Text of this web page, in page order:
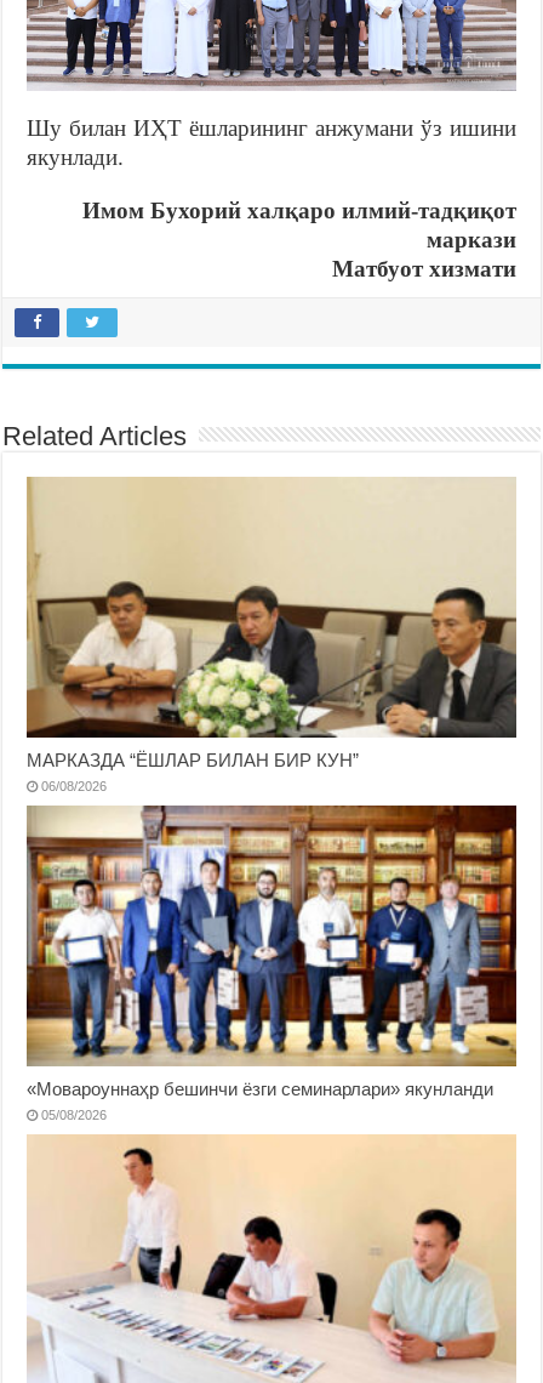
Шу билан ИҲТ ёшларининг анжумани ўз ишини
якунлади.
Имом Бухорий халқаро илмий-тадқиқот
маркази
Матбуот хизмати
Related Articles
МАРКАЗДА “ЁШЛАР БИЛАН БИР КУН”
06/08/2026
«Мовароуннаҳр бешинчи ёзги семинарлари» якунланди
05/08/2026